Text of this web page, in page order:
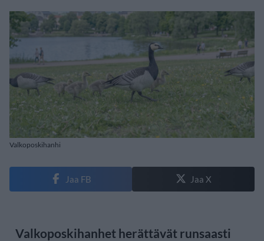
Valkoposkihanhi
Jaa FB Jaa X
Valkoposkihanhet herättävät runsaasti